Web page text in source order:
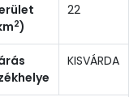
2)
22
KISVÁRDA